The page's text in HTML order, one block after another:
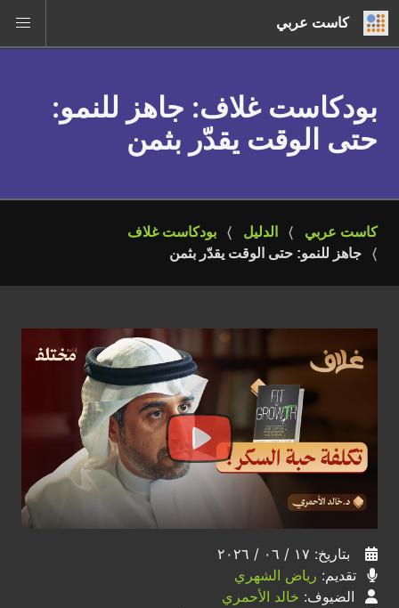
كاست عربي
بودكاست غلاف: جاهز للنمو:
حتى الوقت يقدّر بثمن
كاست عربي الدليل
بودكاست غلاف
جاهز للنمو: حتى الوقت يقدّر بثمن
بتاريخ: ١٧ / ٠٦ / ٢٠٢٦
تقديم: رياض الشهري
الضيوف: خالد الأحمري